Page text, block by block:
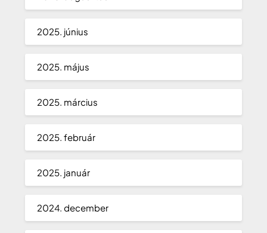
2025. június
2025. május
2025. március
2025. február
2025. január
2024. december